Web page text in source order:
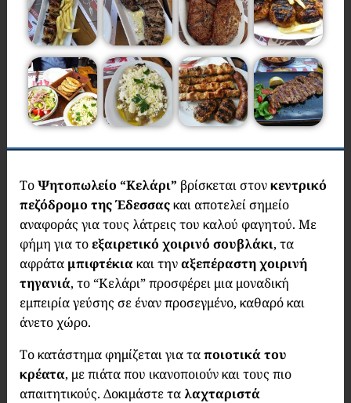
ΤοΨητοπωλείο “Κελάρι” βρίσκεται στονκεντρικό
πεζόδρομο της Έδεσσαςκαι αποτελεί σημείο
αναφοράς για τους λάτρεις του καλού φαγητού. Με
φήμη για τοεξαιρετικό χοιρινό σουβλάκι, τα
αφράτα μπιφτέκιακαι τηναξεπέραστη χοιρινή
τηγανιά, το “Κελάρι” προσφέρει μια μοναδική
εμπειρία γεύσης σε έναν προσεγμένο, καθαρό και
άνετο χώρο.
Το κατάστημα φημίζεται για ταποιοτικά του
κρέατα, με πιάτα που ικανοποιούν και τους πιο
απαιτητικούς. Δοκιμάστε τα λαχταριστά